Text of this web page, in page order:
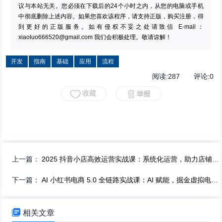
议与本站无关。您必须在下载后的24个小时之内，从您的电脑或手机
中彻底删除上述内容。如果您喜欢该程序，请支持正版，购买注册，得
到更好的正版服务。如有侵权不妥之处请致信 E-mail：
xiaoluo666520@gmail.com 我们会积极处理。敬请谅解！
开发 指南 基础 应用 流程
阅读:287 评论:0
上一篇：2025 抖音小店高效运营实战课：系统化运营，助力店铺稳健盈利！
下一篇：AI 小红书电商 5.0 全链路实战课：AI 赋能，掘金虚拟电商新蓝海！
 相关文章